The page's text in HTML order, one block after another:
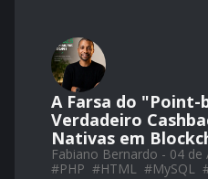
A Farsa do "Point-
Verdadeiro
Nativas em
Fabiano Bernardo - 04 de
#PHP #HTML #MySQL